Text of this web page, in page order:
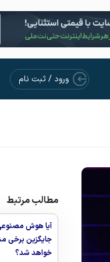
ورود / ثبت نام
مطالب مرتبط
آیا هوش
جایگزین برخی
خواهد شد؟